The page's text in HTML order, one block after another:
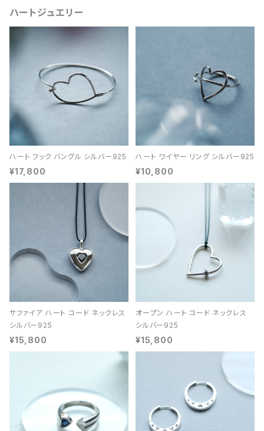
ハートジュエリー
ハート フック バングル シルバー925
¥17,800
ハート ワイヤー リング シルバー925
¥10,800
サファイア ハート コード ネックレス
シルバー925
¥15,800
オープン ハート コード ネックレス
シルバー925
¥15,800